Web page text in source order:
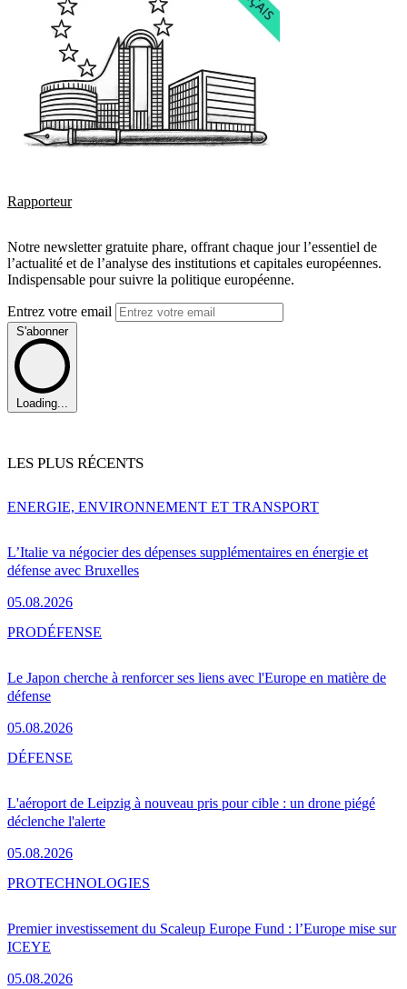
Rapporteur
Notre newsletter gratuite phare, offrant chaque jour l’essentiel de
l’actualité et de l’analyse des institutions et capitales européennes.
Indispensable pour suivre la politique européenne.
Entrez votre email
S'abonner
Loading...
LES PLUS RÉCENTS
L’Italie va négocier des dépenses supplémentaires en énergie et
défense avec Bruxelles
05.08.2026
ENERGIE, ENVIRONNEMENT ET TRANSPORT
Le Japon cherche à renforcer ses liens avec l'Europe en matière de
défense
05.08.2026
PRODÉFENSE
L'aéroport de Leipzig à nouveau pris pour cible : un drone piégé
déclenche l'alerte
05.08.2026
DÉFENSE
Premier investissement du Scaleup Europe Fund : l’Europe mise sur
ICEYE
05.08.2026
PROTECHNOLOGIES